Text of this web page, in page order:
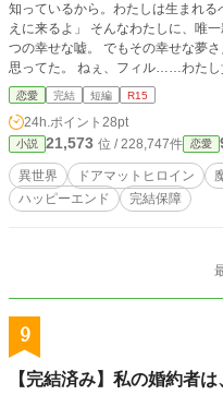
知っているから。わたしは生まれるべ
えに来るよ」 そんなわたしに、唯一親切にしてくれた彼が紡いだ……たった一
つの幸せな嘘。 でもその幸せな夢
思ってた。 ねぇ、フィル……わたし貴方に会いたい。 フィル、貴方と共に生き
たいの。 ※子どもに手を上げる大人が出てきます。読まれる際はご注意下さ
い、無理な方はブラウザバックで
が出てきますので何卒ご了承くださ
恋愛 完結 短編 R15
24h.ポイント 28pt
小説 21,573 位 / 228,747件 恋愛
異世界 ドアマットヒロイン
ハッピーエンド
完結保障
9
【完結済み】私の婚約者